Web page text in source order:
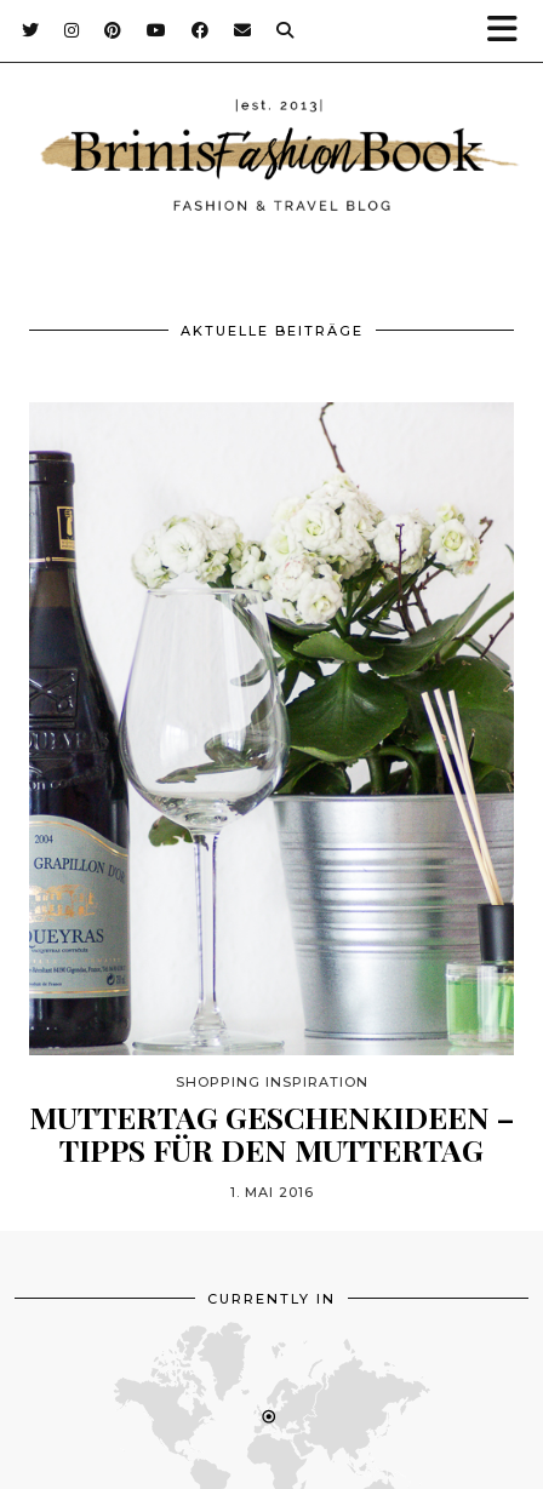
AKTUELLE BEITRÄGE
SHOPPING INSPIRATION
MUTTERTAG GESCHENKIDEEN –
TIPPS FÜR DEN MUTTERTAG
1. MAI 2016
CURRENTLY IN